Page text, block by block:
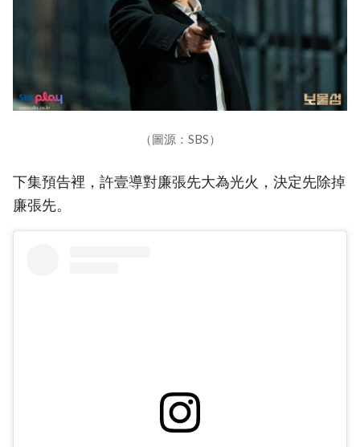
（圖源：SBS）
下集預告裡，許壹導對廉張先大為光火，決定先除掉
廉張先。